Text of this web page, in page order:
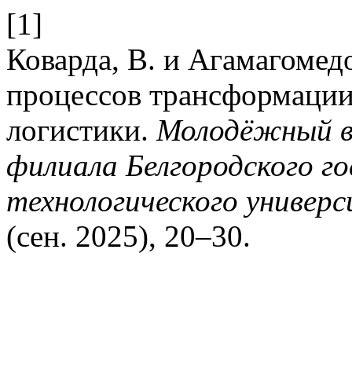
[1]
Коварда, В. и
процессов
логистики. Молодёжный
филиала Белгородского
технологического
(сен. 2025), 20–30.